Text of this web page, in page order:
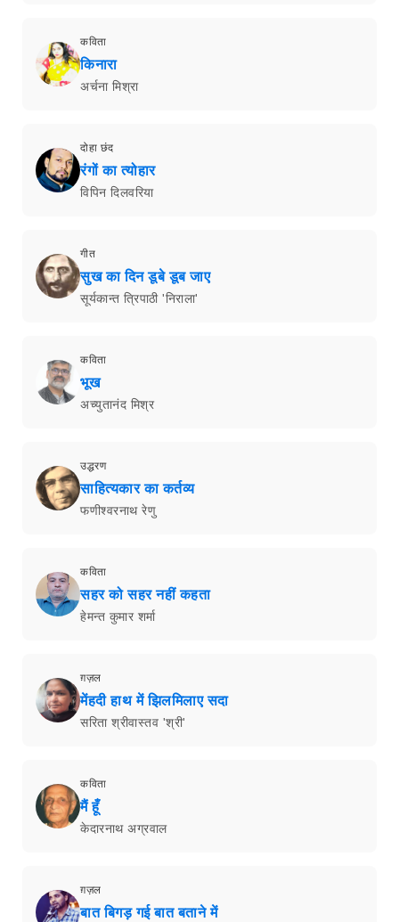
कविता
किनारा
अर्चना मिश्रा
दोहा छंद
रंगों का त्योहार
विपिन दिलवरिया
गीत
सुख का दिन डूबे डूब जाए
सूर्यकान्त त्रिपाठी 'निराला'
कविता
भूख
अच्युतानंद मिश्र
उद्धरण
साहित्यकार का कर्तव्य
फणीश्वरनाथ रेणु
कविता
सहर को सहर नहीं कहता
हेमन्त कुमार शर्मा
ग़ज़ल
मेंहदी हाथ में झिलमिलाए सदा
सरिता श्रीवास्तव 'श्री'
कविता
मैं हूँ
केदारनाथ अग्रवाल
ग़ज़ल
बात बिगड़ गई बात बताने में